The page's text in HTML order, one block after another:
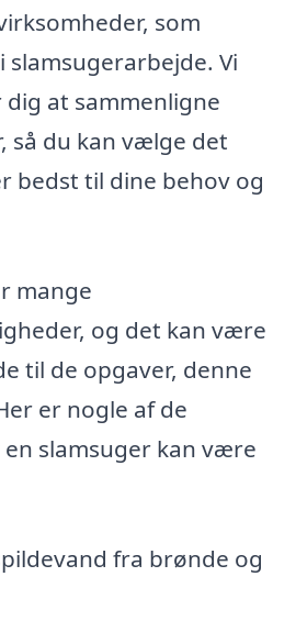
som
slamsugerarbejde. Vi
at sammenligne
så du kan vælge det
bedst til dine behov og
mange
og det kan være
til de opgaver, denne
er nogle af de
slamsuger kan være
fra brønde og